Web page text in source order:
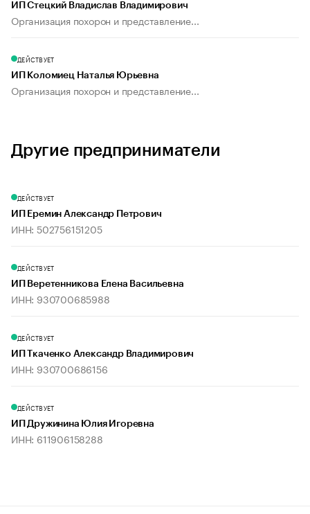
ИП Стецкий Владислав Владимирович
Организация похорон и представление...
ДЕЙСТВУЕТ
ИП Коломиец Наталья Юрьевна
Организация похорон и представление...
Другие предприниматели
ДЕЙСТВУЕТ
ИП Еремин Александр Петрович
ИНН: 502756151205
ДЕЙСТВУЕТ
ИП Веретенникова Елена Васильевна
ИНН: 930700685988
ДЕЙСТВУЕТ
ИП Ткаченко Александр Владимирович
ИНН: 930700686156
ДЕЙСТВУЕТ
ИП Дружинина Юлия Игоревна
ИНН: 611906158288